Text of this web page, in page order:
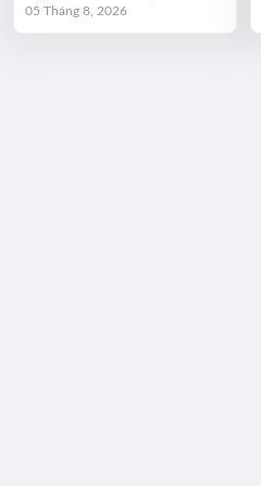
05 Tháng 8, 2026